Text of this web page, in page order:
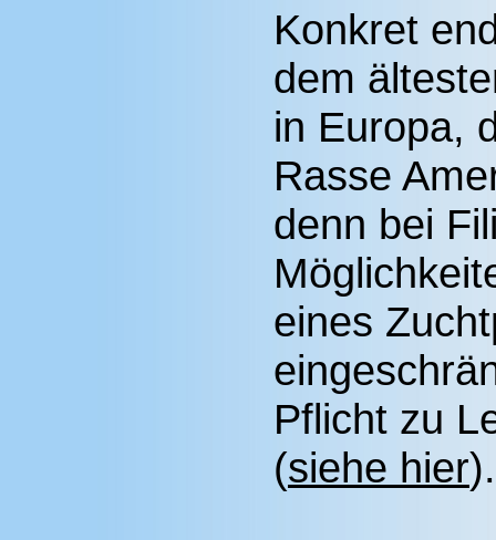
Konkret
dem
in Europa,
Rasse
denn bei
eines
Pflicht zu
(siehe hier).